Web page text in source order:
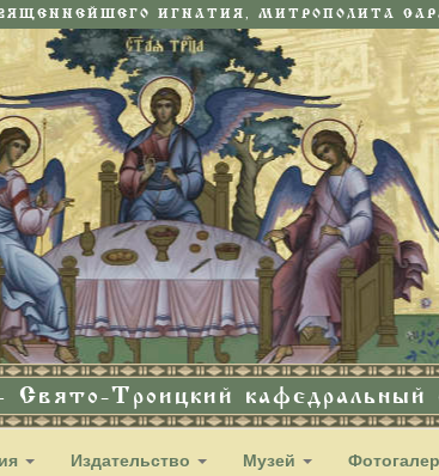
ИГНАТИЯ, МИТРОПОЛИТА
Свято-Троицкий кафедральный
Издательство Музей